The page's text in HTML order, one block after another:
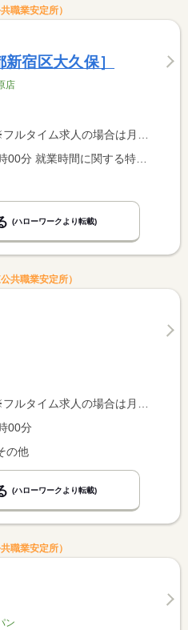
職業安定所）
宿区大久保］
店
算額）、パート求人の場合は時間額を表示しています。
就業時間１ 7時00分〜16時00分 就業時間に関する特記事項 ＊休憩時間は法定通り付与 <BR> ※就業時間については相談可
(ハローワークより転載)
共職業安定所）
算額）、パート求人の場合は時間額を表示しています。
00分
の他
(ハローワークより転載)
職業安定所）
ン